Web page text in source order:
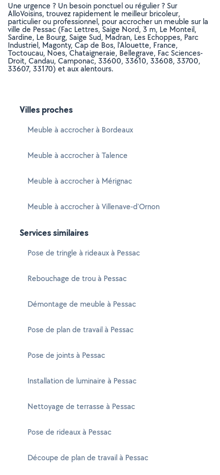
Une urgence ? Un besoin ponctuel ou régulier ? Sur
AlloVoisins, trouvez rapidement le meilleur bricoleur,
particulier ou professionnel, pour accrocher un meuble sur la
ville de Pessac (Fac Lettres, Saige Nord, 3 m, Le Monteil,
Sardine, Le Bourg, Saige Sud, Madran, Les Echoppes, Parc
Industriel, Magonty, Cap de Bos, l'Alouette, France,
Toctoucau, Noes, Chataigneraie, Bellegrave, Fac Sciences-
Droit, Candau, Camponac, 33600, 33610, 33608, 33700,
33607, 33170) et aux alentours.
Villes proches
Meuble à accrocher à Bordeaux
Meuble à accrocher à Talence
Meuble à accrocher à Mérignac
Meuble à accrocher à Villenave-d'Ornon
Services similaires
Pose de tringle à rideaux à Pessac
Rebouchage de trou à Pessac
Démontage de meuble à Pessac
Pose de plan de travail à Pessac
Pose de joints à Pessac
Installation de luminaire à Pessac
Nettoyage de terrasse à Pessac
Pose de rideaux à Pessac
Découpe de plan de travail à Pessac